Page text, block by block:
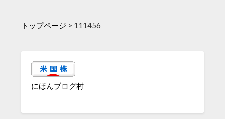
トップページ > 111456
にほんブログ村